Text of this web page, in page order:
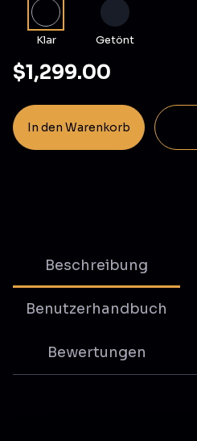
Klar Getönt
$1,299.00
In den Warenkorb
Beschreibung
Benutzerhandbuch
Bewertungen